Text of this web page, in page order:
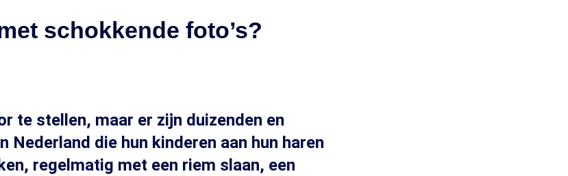
schokkende foto’s?
te stellen, maar er zijn duizenden en
Nederland die hun kinderen aan hun haren
regelmatig met een riem slaan, een